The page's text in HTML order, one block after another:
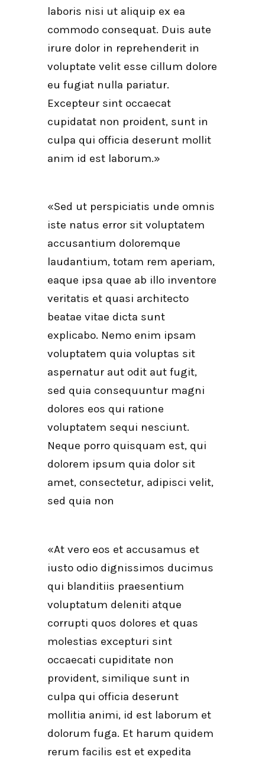
laboris nisi ut aliquip ex ea
commodo consequat. Duis aute
irure dolor in reprehenderit in
voluptate velit esse cillum dolore
eu fugiat nulla pariatur.
Excepteur sint occaecat
cupidatat non proident, sunt in
culpa qui officia deserunt mollit
anim id est laborum.»
«Sed ut perspiciatis unde omnis
iste natus error sit voluptatem
accusantium doloremque
laudantium, totam rem aperiam,
eaque ipsa quae ab illo inventore
veritatis et quasi architecto
beatae vitae dicta sunt
explicabo. Nemo enim ipsam
voluptatem quia voluptas sit
aspernatur aut odit aut fugit,
sed quia consequuntur magni
dolores eos qui ratione
voluptatem sequi nesciunt.
Neque porro quisquam est, qui
dolorem ipsum quia dolor sit
amet, consectetur, adipisci velit,
sed quia non
«At vero eos et accusamus et
iusto odio dignissimos ducimus
qui blanditiis praesentium
voluptatum deleniti atque
corrupti quos dolores et quas
molestias excepturi sint
occaecati cupiditate non
provident, similique sunt in
culpa qui officia deserunt
mollitia animi, id est laborum et
dolorum fuga. Et harum quidem
rerum facilis est et expedita